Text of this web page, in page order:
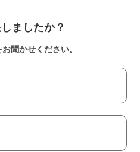
ましたか？
聞かせください。